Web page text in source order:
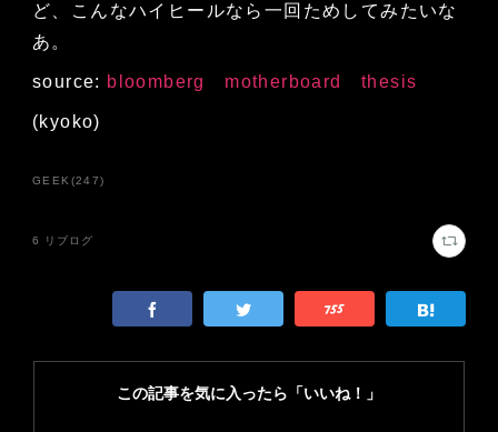
ど、こんなハイヒールなら一回ためしてみたいな
あ。
source: bloomberg motherboard thesis
(kyoko)
GEEK(247)
6 リブログ